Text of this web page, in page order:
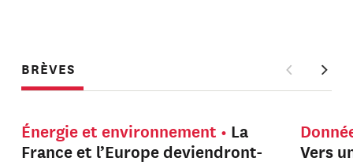
BRÈVES
Énergie et environnement
La
France et l’Europe deviendront-
Vers